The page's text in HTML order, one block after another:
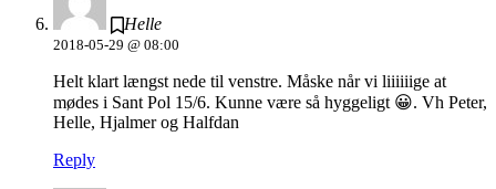
Helle
2018-05-29 @ 08:00
Helt klart længst nede til venstre. Måske når vi liiiiiige at
mødes i Sant Pol 15/6. Kunne være så hyggeligt 😀. Vh Peter,
Helle, Hjalmer og Halfdan
Reply